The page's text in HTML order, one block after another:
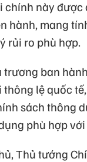
chính này
hành, mang
rủi ro phù hợp.
trương ban
lệ quốc
sách thông
phù hợp
Thủ tướng